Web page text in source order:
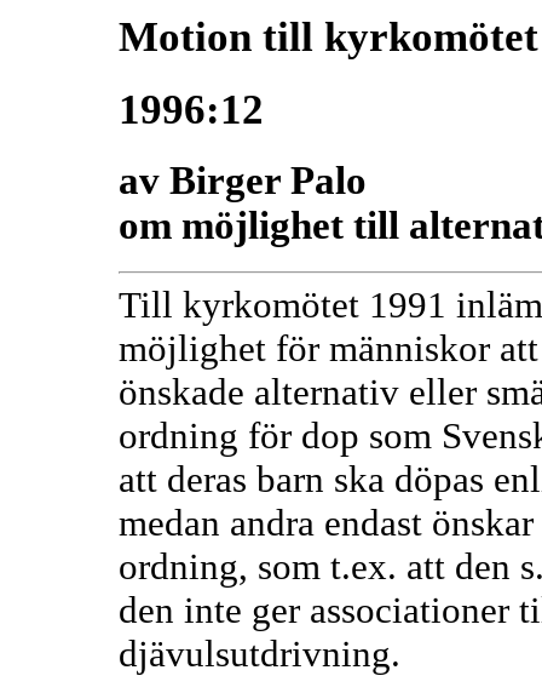
Motion till kyrkomötet
1996:12
av Birger Palo
om möjlighet till
Till kyrkomötet 1991
möjlighet för människor
önskade alternativ eller
ordning för dop som
att deras barn ska döpas
medan andra endast
ordning, som t.ex. att den
den inte ger associationer
djävulsutdrivning.